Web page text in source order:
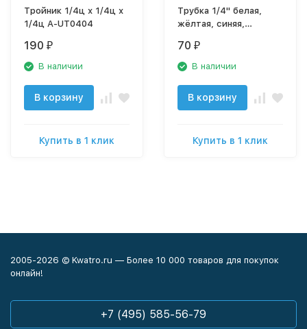
Тройник 1/4ц х 1/4ц х
1/4ц A-UT0404
190 ₽
В наличии
В корзину
Купить в 1 клик
Трубка 1/4" белая,
жёлтая, синяя,
1/4'' (1 м)
70 ₽
В наличии
В корзину
Купить в 1 клик
2005-2026 © Kwatro.ru — Более 10 000 товаров для покупок
онлайн!
+7 (495) 585-56-79